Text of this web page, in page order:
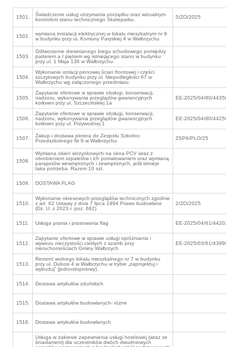
1501.
Świadczenie usług utrzymania porządku oraz wizualnym
kontrolom stanu technicznego Skateparku.
5/ZO/2025
1502.
wymiana instalacji elektrycznej w lokalu mieszkalnym nr 9
w budynku przy ul. Komuny Paryskiej 4 w Wałbrzychu
1503.
Odtworzenie drewnianego biegu schodowego pomiędzy
parterem a I piętrem wg istniejącego stanu w budynku
przy ul. 1 Maja 136 w Wałbrzychu.
1504.
Wykonanie izolacji pionowej ścian frontowej i części
szczytowych budynku przy ul. Niepodległości 67 w
Wałbrzychu wg załączonego przedmiaru.
1505.
Zapytanie ofertowe w sprawie obsługi, konserwacji,
nadzoru, wykonywania przeglądów gwarancyjnych
kotłowni przy ul. Szczecińskiej 1a
EE-2025/04/80/
1506.
Zapytanie ofertowe w sprawie obsługi, konserwacji,
nadzoru, wykonywania przeglądów gwarancyjnych
kotłowni przy ul. Przywodnej 1
EE-2025/04/80/
1507.
Zakup i dostawa plotera do Zespołu Szkolno-
Przedszkolnego Nr 6 w Wałbrzychu
ZSP6/PLO/25
1508.
Wymiana okien skrzynkowych na okna PCV wraz z
obrobieniem szpaletów i ich pomalowaniem oraz wymianą
parapetów wewnętrznych i zewnętrznych, jeśli istnieje
taka potrzeba. Razem 10 szt.
1509. DOSTAWA FLAG
1510.
Wykonanie okresowych przeglądów technicznych zgodnie
z art. 62 Ustawy z dnia 7 lipca 1994 Prawo budowlane
(Dz. U. z 2023 r. poz. 682)
2/ZO/2025
1511. Usługa prania i prasowania flag EE-2025/04/61/
1512.
Zapytanie ofertowe w sprawie usługi opróżniania i
wywozu nieczystości ciekłych z szamb przy
nieruchomościach Gminy Wałbrzych
EE-2025/03/61/
1513.
Remont wolnego lokalu mieszkalnego nr 7 w budynku
przy ul. Dubois 4 w Wałbrzychu w trybie „zaprojektuj i
wybuduj” (jednostopniowy).
1514. Dostawa artykułów zduńskich
1515. Dostawa artykułów budowlanych- różne
1516. Dostawa artykułów budowlanych
Usługa w zakresie zapewnienia usługi hotelowej (wraz ze
śniadaniem) dla uczestników dwóch dwudniowych